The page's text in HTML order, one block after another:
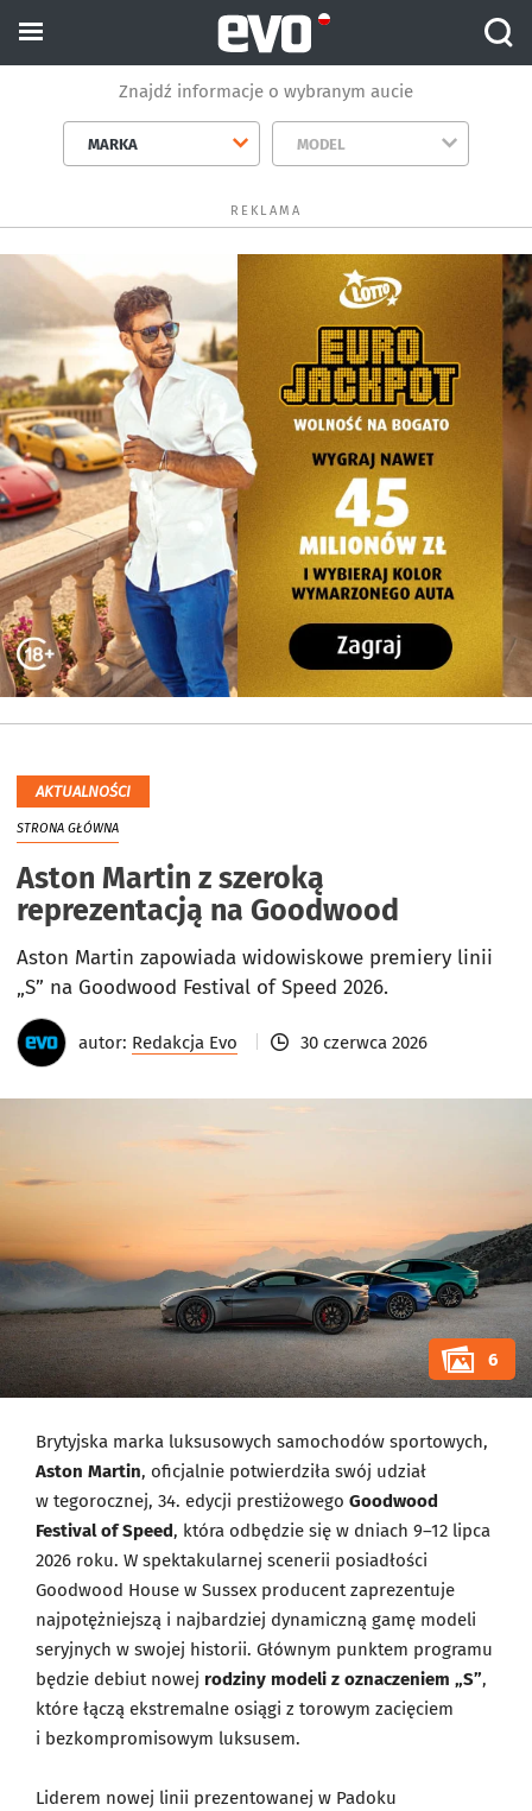
Znajdź informacje o wybranym aucie
MARKA MODEL
REKLAMA
AKTUALNOŚCI
STRONA GŁÓWNA
Aston Martin z szeroką
reprezentacją na Goodwood
Aston Martin zapowiada widowiskowe premiery linii
„S” na Goodwood Festival of Speed 2026.
autor: Redakcja Evo 30 czerwca 2026
6
Brytyjska marka luksusowych samochodów sportowych,
Aston Martin, oficjalnie potwierdziła swój udział
w tegorocznej, 34. edycji prestiżowego Goodwood
Festival of Speed, która odbędzie się w dniach 9–12 lipca
2026 roku. W spektakularnej scenerii posiadłości
Goodwood House w Sussex producent zaprezentuje
najpotężniejszą i najbardziej dynamiczną gamę modeli
seryjnych w swojej historii. Głównym punktem programu
będzie debiut nowej rodziny modeli z oznaczeniem „S”,
które łączą ekstremalne osiągi z torowym zacięciem
i bezkompromisowym luksusem.
Liderem nowej linii prezentowanej w Padoku